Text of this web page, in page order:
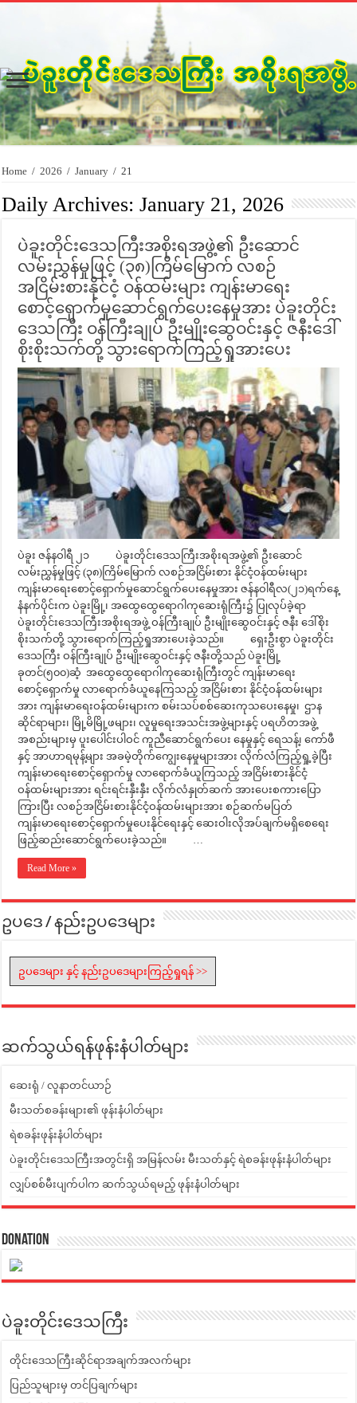
Home / 2026 / January / 21
Daily Archives:January 21, 2026
ပဲခူးတိုင်းဒေသကြီးအစိုးရအဖွဲ့၏ ဦးဆောင်
လမ်းညွှန်မှုဖြင့် (၃၈)ကြိမ်မြောက် လစဉ်
အငြိမ်းစားနိုင်ငံ့ ဝန်ထမ်းများ ကျန်းမာရေး
စောင့်ရှောက်မှုဆောင်ရွက်ပေးနေမှုအား ပဲခူးတိုင်း
ဒေသကြီး ဝန်ကြီးချုပ် ဦးမျိုးဆွေဝင်းနှင့် ဇနီးဒေါ်
စိုးစိုးသက်တို့ သွားရောက်ကြည့်ရှုအားပေး
ပဲခူး ဇန်နဝါရီ ၂၁ ပဲခူးတိုင်းဒေသကြီးအစိုးရအဖွဲ့၏ ဦးဆောင်
လမ်းညွှန်မှုဖြင့် (၃၈)ကြိမ်မြောက် လစဉ်အငြိမ်းစား နိုင်ငံ့ဝန်ထမ်းများ
ကျန်းမာရေးစောင့်ရှောက်မှုဆောင်ရွက်ပေးနေမှုအား ဇန်နဝါရီလ(၂၁)ရက်နေ့
နံနက်ပိုင်းက ပဲခူးမြို့၊ အထွေထွေရောဂါကုဆေးရုံကြီး၌ ပြုလုပ်ခဲ့ရာ
ပဲခူးတိုင်းဒေသကြီးအစိုးရအဖွဲ့ ဝန်ကြီးချုပ် ဦးမျိုးဆွေဝင်းနှင့် ဇနီး ဒေါ်စိုး
စိုးသက်တို့ သွားရောက်ကြည့်ရှုအားပေးခဲ့သည်။ ရှေးဦးစွာ ပဲခူးတိုင်း
ဒေသကြီး ဝန်ကြီးချုပ် ဦးမျိုးဆွေဝင်းနှင့် ဇနီးတို့သည် ပဲခူးမြို့
ခုတင်(၅၀၀)ဆံ့ အထွေထွေရောဂါကုဆေးရုံကြီးတွင် ကျန်းမာရေး
စောင့်ရှောက်မှု လာရောက်ခံယူနေကြသည့် အငြိမ်းစား နိုင်ငံ့ဝန်ထမ်းများ
အား ကျန်းမာရေးဝန်ထမ်းများက စမ်းသပ်စစ်ဆေးကုသပေးနေမှု၊ ဌာန
ဆိုင်ရာများ၊ မြို့မိမြို့ဖများ၊ လူမှုရေးအသင်းအဖွဲ့များနှင့် ပရဟိတအဖွဲ့
အစည်းများမှ ပူးပေါင်းပါဝင် ကူညီဆောင်ရွက်ပေး နေမှုနှင့် ရေသန့်၊ ကော်ဖီ
နှင့် အာဟာရမုန့်များ အခမဲ့တိုက်ကျွေးနေမှုများအား လိုက်လံကြည့်ရှု့ခဲ့ပြီး
ကျန်းမာရေးစောင့်ရှောက်မှု လာရောက်ခံယူကြသည့် အငြိမ်းစားနိုင်ငံ့
ဝန်ထမ်းများအား ရင်းရင်းနှီးနှီး လိုက်လံနှုတ်ဆက် အားပေးစကားပြော
ကြားပြီး လစဉ်အငြိမ်းစားနိုင်ငံ့ဝန်ထမ်းများအား စဉ်ဆက်မပြတ်
ကျန်းမာရေးစောင့်ရှောက်မှုပေးနိုင်ရေးနှင့် ဆေးဝါးလိုအပ်ချက်မရှိစေရေး
ဖြည့်ဆည်းဆောင်ရွက်ပေးခဲ့သည်။ …
Read More »
ဥပဒေ / နည်းဥပဒေများ
ဥပဒေများ နှင့် နည်းဥပဒေများကြည့်ရှုရန် >>
ဆက်သွယ်ရန်ဖုန်းနံပါတ်များ
ဆေးရုံ / လူနာတင်ယာဉ်
မီးသတ်စခန်းများ၏ ဖုန်းနံပါတ်များ
ရဲစခန်းဖုန်းနံပါတ်များ
ပဲခူးတိုင်းဒေသကြီးအတွင်းရှိ အမြန်လမ်း မီးသတ်နှင့် ရဲစခန်းဖုန်းနံပါတ်များ
လျှပ်စစ်မီးပျက်ပါက ဆက်သွယ်ရမည့် ဖုန်းနံပါတ်များ
Donation
ပဲခူးတိုင်းဒေသကြီး
တိုင်းဒေသကြီးဆိုင်ရာအချက်အလက်များ
ပြည်သူများမှ တင်ပြချက်များ